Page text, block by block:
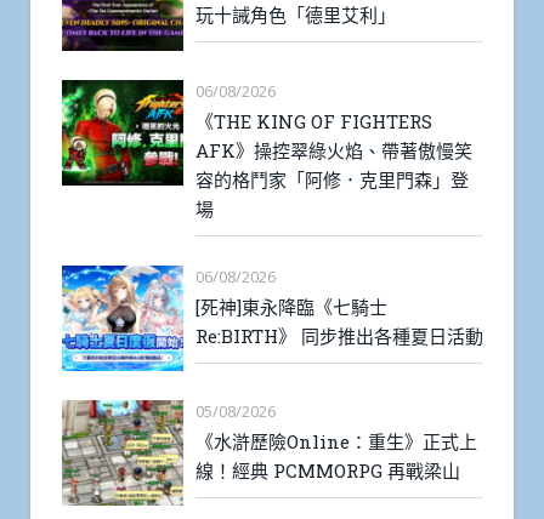
玩十誡角色「德里艾利」
06/08/2026
《THE KING OF FIGHTERS
AFK》操控翠綠火焰、帶著傲慢笑
容的格鬥家「阿修．克里門森」登
場
06/08/2026
[死神]東永降臨《七騎士
Re:BIRTH》 同步推出各種夏日活動
05/08/2026
《水滸歷險Online：重生》正式上
線！經典 PCMMORPG 再戰梁山